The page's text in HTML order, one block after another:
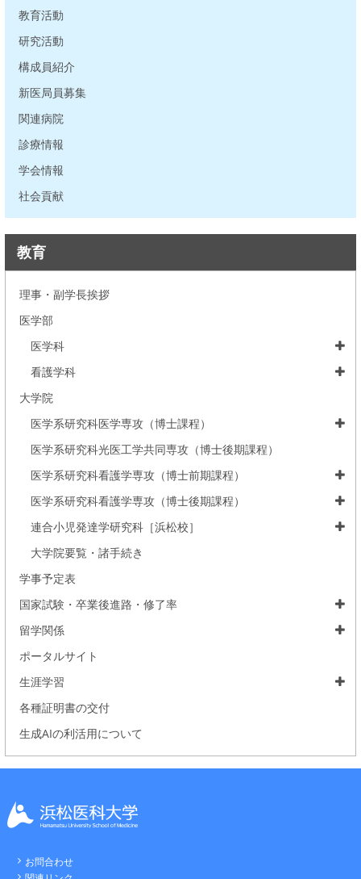
教育活動
研究活動
構成員紹介
新医局員募集
関連病院
診療情報
学会情報
社会貢献
教育
理事・副学長挨拶
医学部
医学科
看護学科
大学院
医学系研究科医学専攻（博士課程）
医学系研究科光医工学共同専攻（博士後期課程）
医学系研究科看護学専攻（博士前期課程）
医学系研究科看護学専攻（博士後期課程）
連合小児発達学研究科［浜松校］
大学院要覧・諸手続き
学事予定表
国家試験・卒業後進路・修了率
留学関係
ポータルサイト
生涯学習
各種証明書の交付
生成AIの利活用について
お問合わせ